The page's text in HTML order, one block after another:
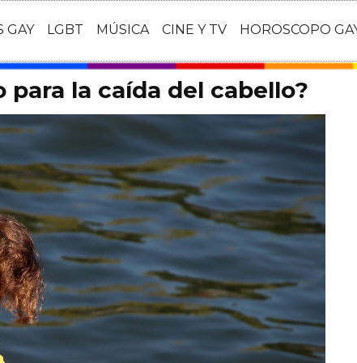
GAY LGBT MÚSICA CINE Y TV HOROSCOPO
para la caída del cabello?